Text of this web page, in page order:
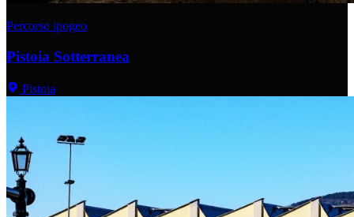
Percorso ipogeo
Pistoia Sotterranea
Pistoia